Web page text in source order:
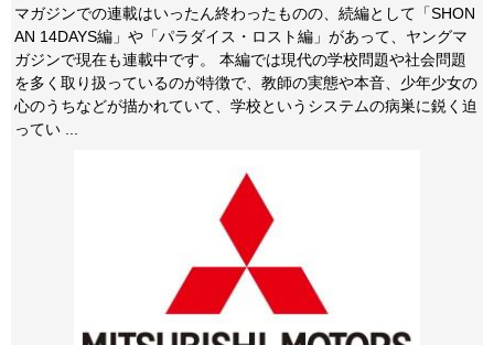
マガジンでの連載はいったん終わったものの、続編として「SHON
AN 14DAYS編」や「パラダイス・ロスト編」があって、ヤングマ
ガジンで現在も連載中です。 本編では現代の学校問題や社会問題
を多く取り扱っているのが特徴で、教師の実態や本音、少年少女の
心のうちなどが描かれていて、学校というシステムの病巣に鋭く迫
ってい ...